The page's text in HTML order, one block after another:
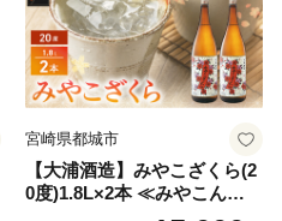
宮崎県都城市
【大浦酒造】みやこざくら(2
0度)1.8L×2本 ≪みやこんじょ
特急便≫_MJ-0771